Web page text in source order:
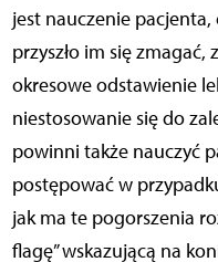
jest nauczenie
przyszło im się zmagać,
okresowe odstawienie
niestosowanie się do
powinni także nauczyć
postępować w
jak ma te pogorszenia
flagę” wskazującą na